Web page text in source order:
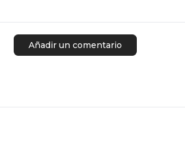
Añadir un comentario